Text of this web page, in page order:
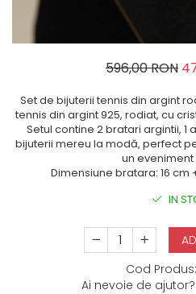
596,00 RON
Set de bijuterii tennis din argint
tennis din argint 925, rodiat, cu
Setul contine 2 bratari argintii, 1
bijuterii mereu la modă, perfect
un
Dimensiune bratara: 16 cm
IN
Cod Produs:
Ai nevoie de ajutor?